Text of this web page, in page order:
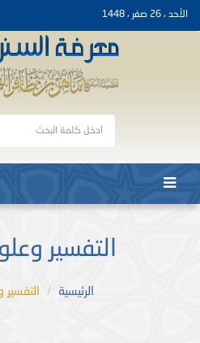
الأحد ، 26 صفر ، 1448
التفسير
الرئيسية